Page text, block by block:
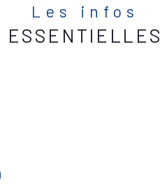
Les infos
ESSENTIELLES